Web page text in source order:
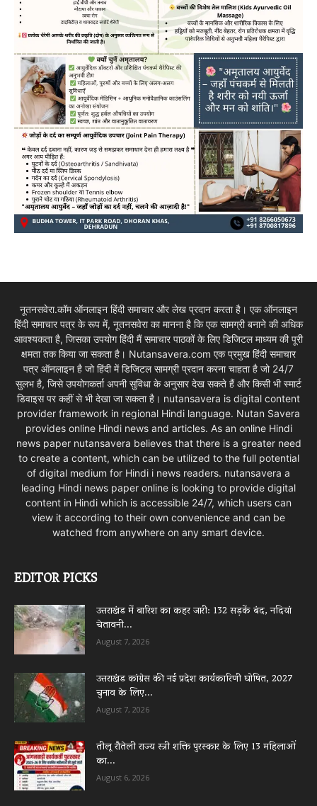
नूतनसवेरा.कॉम ऑनलाइन हिंदी समाचार और लेख प्रदान करता है। एक ऑनलाइन
हिंदी समाचार पत्र के रूप में, नूतनसवेरा का मानना है कि एक सामग्री बनाने की अधिक
आवश्यकता है, जिसका उपयोग हिंदी मैं समाचार पाठकों के लिए डिजिटल माध्यम की पूरी
क्षमता तक किया जा सकता है। Nutansavera.com एक प्रमुख हिंदी समाचार
पत्र ऑनलाइन है जो हिंदी में डिजिटल सामग्री प्रदान करना चाहता है जो 24/7
सुलभ है, जिसे उपयोगकर्ता अपनी सुविधा के अनुसार देख सकते हैं और किसी भी स्मार्ट
डिवाइस पर कहीं से भी देखा जा सकता है। nutansavera is digital content
provider framework in regional Hindi language. Nutan Savera
provides online Hindi news and articles. As an online Hindi
news paper nutansavera believes that there is a greater need
to create a content, which can be utilized to the full potential
of digital medium for Hindi i news readers. nutansavera a
leading Hindi news paper online is looking to provide digital
content in Hindi which is accessible 24/7, which users can
view it according to their own convenience and can be
watched from anywhere on any smart device.
EDITOR PICKS
उत्तराखंड में बारिश का कहर जारी: 132 सड़कें बंद, नदियां
चेतावनी...
August 7, 2026
उत्तराखंड कांग्रेस की नई प्रदेश कार्यकारिणी घोषित, 2027
चुनाव के लिए...
August 7, 2026
तीलू रौतेली राज्य स्त्री शक्ति पुरस्कार के लिए 13 महिलाओं
का...
August 6, 2026